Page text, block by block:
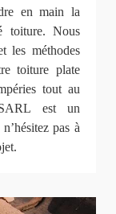
en main la
toiture. Nous
les méthodes
toiture plate
tout au
est un
pas à